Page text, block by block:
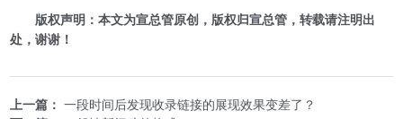
版权声明：本文为宣总管原创，版权归宣总管，转载请注明出
处，谢谢！
上一篇： 一段时间后发现收录链接的展现效果变差了？